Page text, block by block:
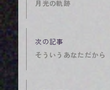
月光の軌跡
そういうあなただから